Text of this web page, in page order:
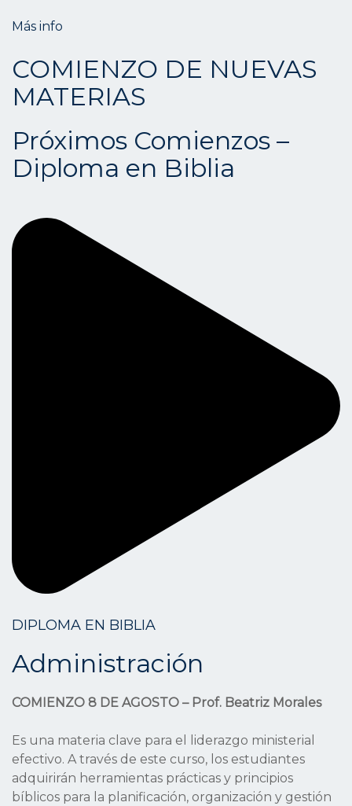
Más info
COMIENZO DE NUEVAS
MATERIAS
Próximos Comienzos –
Diploma en Biblia
DIPLOMA EN BIBLIA
Administración
COMIENZO 8 DE AGOSTO – Prof. Beatriz Morales
Es una materia clave para el liderazgo ministerial
efectivo. A través de este curso, los estudiantes
adquirirán herramientas prácticas y principios
bíblicos para la planificación, organización y gestión